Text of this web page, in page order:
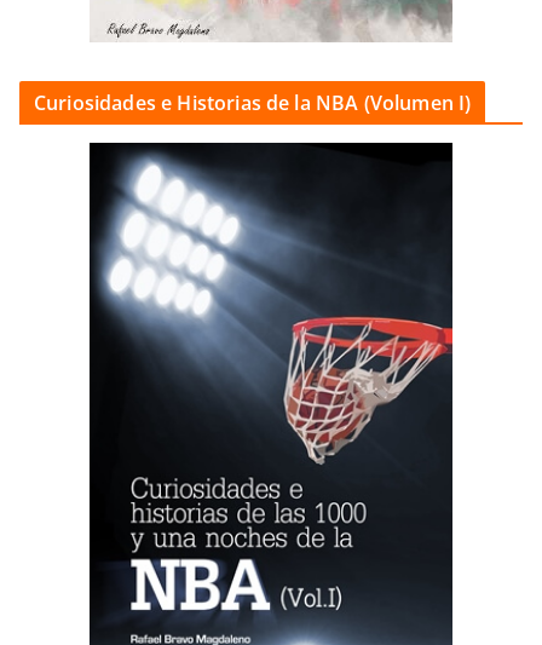
Curiosidades e Historias de la NBA (Volumen I)